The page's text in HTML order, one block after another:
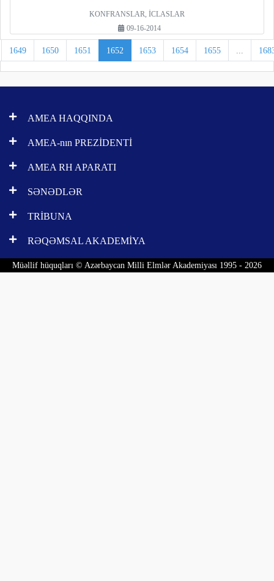
KONFRANSLAR, İCLASLAR
09-16-2014
1649 1650 1651 1652 1653 1654 1655 ...
AMEA HAQQINDA
AMEA-nın PREZİDENTİ
AMEA RH APARATI
SƏNƏDLƏR
TRİBUNA
RƏQƏMSAL AKADEMİYA
Müəllif hüquqları © Azərbaycan Milli Elmlər Akademiyası 1995 - 2026